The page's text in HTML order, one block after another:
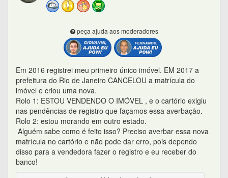
peça ajuda aos moderadores
Em 2016 registrei meu primeiro único imóvel. EM 2017 a
prefeitura do Rio de Janeiro CANCELOU a matrícula do
imóvel e criou uma nova.
Rolo 1: ESTOU VENDENDO O IMÓVEL , e o cartório exigiu
nas pendências de registro que façamos essa averbação.
Rolo 2: estou morando em outro estado.
Alguém sabe como é feito isso? Preciso averbar essa nova
matrícula no cartório e não pode dar erro, pois dependo
disso para a vendedora fazer o registro e eu receber do
banco!